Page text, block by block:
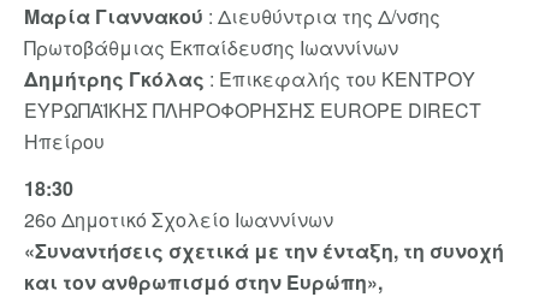
Μαρία Γιαννακού : Διευθύντρια της Δ/νσης
Πρωτοβάθμιας Εκπαίδευσης Ιωαννίνων
Δημήτρης Γκόλας : Επικεφαλής του ΚΕΝΤΡΟΥ
ΕΥΡΩΠΑΪΚΗΣ ΠΛΗΡΟΦΟΡΗΣΗΣ ΕUROPE DIRECT
Ηπείρου
18:30
26ο Δημοτικό Σχολείο Ιωαννίνων
«Συναντήσεις σχετικά με την ένταξη, τη συνοχή
και τον ανθρωπισμό στην Ευρώπη»,